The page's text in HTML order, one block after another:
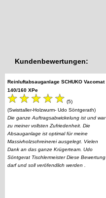
Kundenbewertungen:
Reinluftabsauganlage SCHUKO Vacomat
140/160 XPe
(5)
(Swisttaller-Holzwurm- Udo Söntgerath)
Die ganze Auftragsabwickelung ist und war
zu meiner vollsten Zufriedenheit. Die
Absauganlage ist optimal für meine
Massivholzschreinerei ausgelegt. Vielen
Dank an das ganze Krügerteam. Udo
Söntgerat Tischlermeister Diese Bewertung
darf und soll veröfendlich werden .